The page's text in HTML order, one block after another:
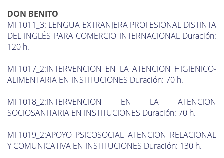
DON BENITO
MF1011_3: LENGUA EXTRANJERA PROFESIONAL DISTINTA
DEL INGLÉS PARA COMERCIO INTERNACIONAL Duración:
120 h.
MF1017_2:INTERVENCION EN LA ATENCION HIGIENICO-
ALIMENTARIA EN INSTITUCIONES Duración: 70 h.
MF1018_2:INTERVENCION EN LA ATENCION
SOCIOSANITARIA EN INSTITUCIONES Duración: 70 h.
MF1019_2:APOYO PSICOSOCIAL ATENCION RELACIONAL
Y COMUNICATIVA EN INSTITUCIONES Duración: 130 h.